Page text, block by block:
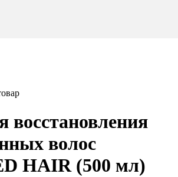
восстановления
волос
HAIR (500 мл)